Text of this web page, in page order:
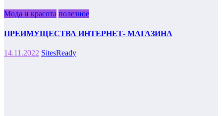
Мода и красота полезное
ПРЕИМУЩЕСТВА ИНТЕРНЕТ- МАГАЗИНА
14.11.2022 SitesReady